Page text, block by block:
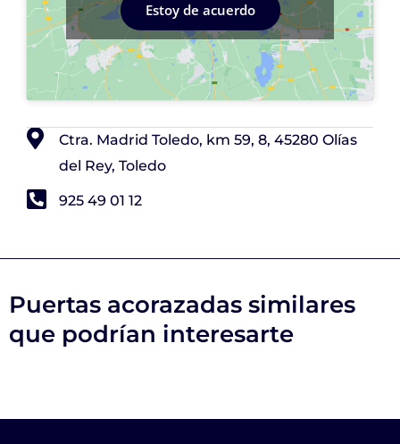
Estoy de acuerdo
Ctra. Madrid Toledo, km 59, 8, 45280 Olías
del Rey, Toledo
925 49 01 12
Puertas acorazadas similares
que podrían interesarte